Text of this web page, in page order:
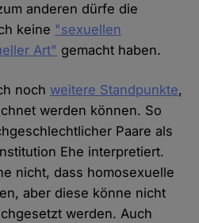
anderen dürfe die
keine "sexuellen
Art" gemacht haben.
noch weitere Standpunkte,
werden können. So
Paare als
Ehe interpretiert.
nicht, dass homosexuelle
aber diese könne nicht
werden. Auch